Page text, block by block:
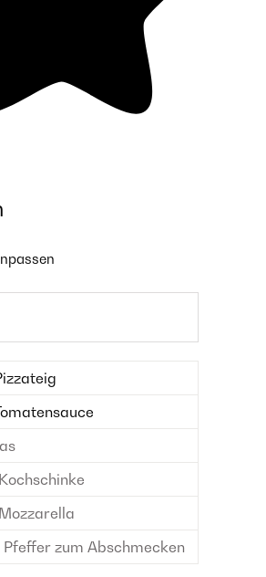
Kochschinke
Mozzarella
Pfefferzum Abschmecken